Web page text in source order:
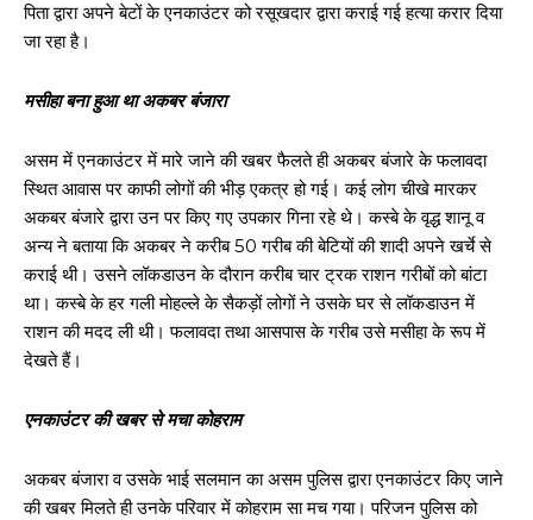
पिता द्वारा अपने बेटों के एनकाउंटर को रसूखदार द्वारा कराई गई हत्या करार दिया
जा रहा है।
मसीहा बना हुआ था अकबर बंजारा
असम में एनकाउंटर में मारे जाने की खबर फैलते ही अकबर बंजारे के फलावदा
स्थित आवास पर काफी लोगों की भीड़ एकत्र हो गई। कई लोग चीखे मारकर
अकबर बंजारे द्वारा उन पर किए गए उपकार गिना रहे थे। कस्बे के वृद्ध शानू व
अन्य ने बताया कि अकबर ने करीब 50 गरीब की बेटियों की शादी अपने खर्चे से
कराई थी। उसने लॉकडाउन के दौरान करीब चार ट्रक राशन गरीबों को बांटा
था। कस्बे के हर गली मोहल्ले के सैकड़ों लोगों ने उसके घर से लॉकडाउन में
राशन की मदद ली थी। फलावदा तथा आसपास के गरीब उसे मसीहा के रूप में
देखते हैं।
एनकाउंटर की खबर से मचा कोहराम
अकबर बंजारा व उसके भाई सलमान का असम पुलिस द्वारा एनकाउंटर किए जाने
की खबर मिलते ही उनके परिवार में कोहराम सा मच गया। परिजन पुलिस को